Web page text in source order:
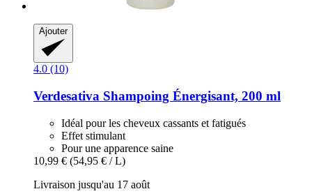
Ajouter
4.0 (10)
Verdesativa Shampoing Énergisant, 200 ml
Idéal pour les cheveux cassants et fatigués
Effet stimulant
Pour une apparence saine
10,99 € (54,95 € / L)
Livraison jusqu'au 17 août